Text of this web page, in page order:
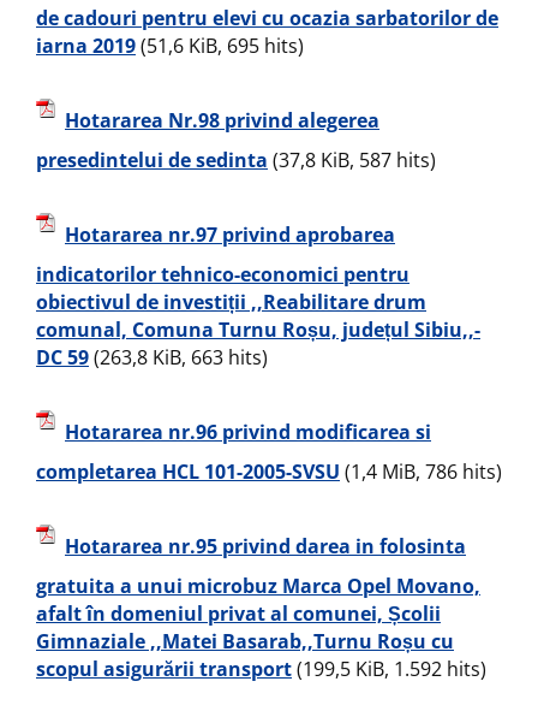
de cadouri pentru elevi cu ocazia sarbatorilor de
iarna 2019(51,6 KiB, 695 hits)
Hotararea Nr.98 privind alegerea
presedintelui de sedinta (37,8 KiB, 587 hits)
Hotararea nr.97 privind aprobarea
indicatorilor tehnico-economici pentru
obiectivul de investiții ,,Reabilitare drum
comunal, Comuna Turnu Roșu, județul Sibiu,,-
DC 59(263,8 KiB, 663 hits)
Hotararea nr.96 privind modificarea si
completarea HCL 101-2005-SVSU (1,4 MiB, 786 hits)
Hotararea nr.95 privind darea in folosinta
gratuita a unui microbuz Marca Opel Movano,
afalt în domeniul privat al comunei, Școlii
Gimnaziale ,,Matei Basarab,,Turnu Roșu cu
scopul asigurării transport(199,5 KiB, 1.592 hits)